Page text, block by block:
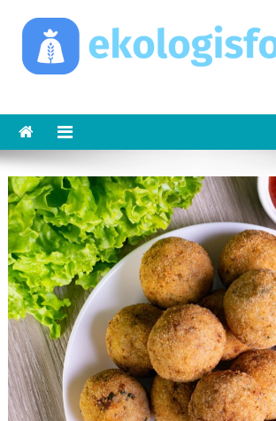
content